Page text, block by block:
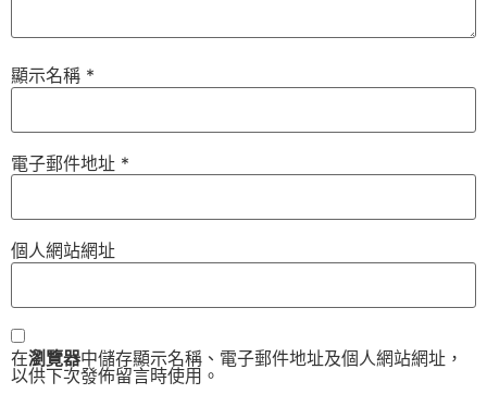
顯示名稱 *
電子郵件地址 *
個人網站網址
在瀏覽器中儲存顯示名稱、電子郵件地址及個人網站網址，
以供下次發佈留言時使用。